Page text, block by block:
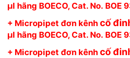
µl hãng BOECO, Cat. No. BOE
+ Micropipet đơn kênh cố
µl hãng BOECO, Cat. No. BOE
+ Micropipet đơn kênh cố